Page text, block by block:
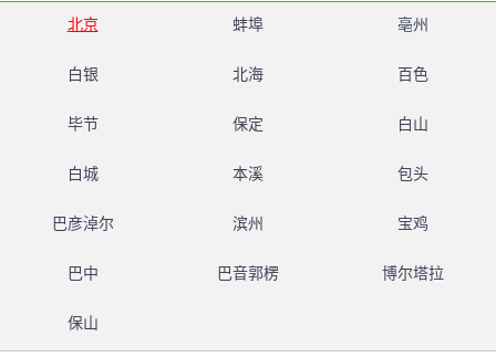
北京 蚌埠 亳州
白银 北海 百色
毕节 保定 白山
白城 本溪 包头
巴彦淖尔 滨州 宝鸡
巴中 巴音郭楞 博尔塔拉
保山